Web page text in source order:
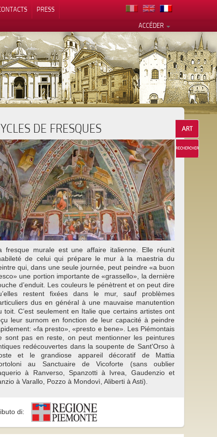
PRESS
ACCÉDER
DE FRESQUES
fresque murale est une affaire italienne. Elle réunit
de celui qui prépare le mur à la maestria du
qui, dans une seule journée, peut peindre «a buon
une portion importante de «grassello», la dernière
d’enduit. Les couleurs le pénètrent et on peut dire
restent fixées dans le mur, sauf problèmes
dus en général à une mauvaise manutention
toit. C’est seulement en Italie que certains artistes ont
leur surnom en fonction de leur capacité à peindre
«fa presto», «presto e bene». Les Piémontais
sont pas en reste, on peut mentionner les peintures
redécouvertes dans la soupente de Sant'Orso à
et le grandiose appareil décoratif de Mattia
au Sanctuaire de Vicoforte (sans oublier
à Ranverso, Spanzotti à Ivrea, Gaudenzio et
à Varallo, Pozzo à Mondovì, Aliberti à Asti).
di: